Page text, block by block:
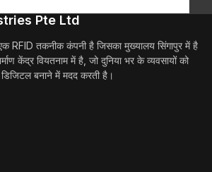
Pte Ltd
तकनीक कंपनी है जिसका मुख्यालय सिंगापुर में है
केंद्र वियतनाम में है, जो दुनिया भर के व्यवसायों को
बनाने में मदद करती है।